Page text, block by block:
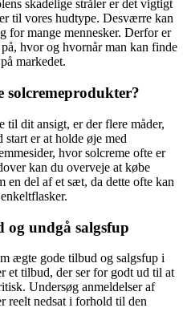
skadelige stråler er det vigtigt
til vores hudtype. Desværre kan
for mange mennesker. Derfor er
hvor og hvornår man kan finde
markedet.
til dit ansigt, er der flere måder,
start er at holde øje med
hvor solcreme ofte er
kan du overveje at købe
en del af et sæt, da dette ofte kan
undgå salgsfup
ægte gode tilbud og salgsfup i
et tilbud, der ser for godt ud til at
Undersøg anmeldelser af
reelt nedsat i forhold til den